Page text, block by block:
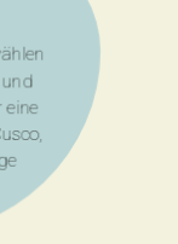
eine